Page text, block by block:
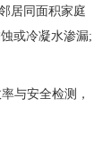
居同面积家庭
或冷凝水渗漏;
与安全检测，